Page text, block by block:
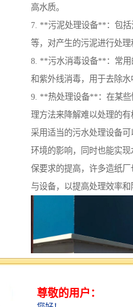
高水质。
7. **污泥处理设备**：包
等，对产生的污泥进行处理
8. **污水消毒设备**：常
和紫外线消毒，用于去除水
9. **热处理设备**：在某
理方法来降解难以处理的有
采用适当的污水处理设备
环境的影响，同时也能实
保要求的提高，许多造纸
与设备，以提高处理效率和